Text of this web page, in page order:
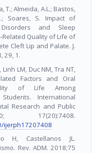
T.; Almeida, A.L.; Bastos,
Soares, S. Impact of
Disorders and Sleep
Related Quality of Life of
Cleft Lip and Palate. J.
29, 1.
Linh LM, Duc NM, Tra NT,
Factors and Oral
of Life Among
International
Research and Public
17(20):7408.
ijerph17207408
H, Castellanos JL.
Rev. ADM. 2018;75